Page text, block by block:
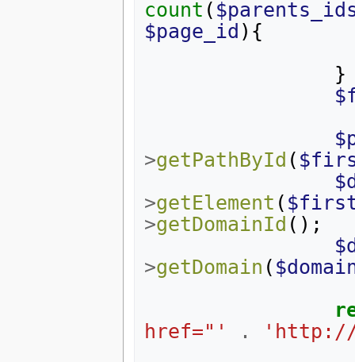
count (
$page_id ){
}
>getPathById (
>getElement (
>getDomainId ();
>getDomain (
href="'
.